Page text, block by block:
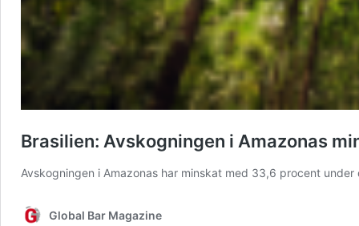
Brasilien: Avskogningen i Amazonas
Avskogningen i Amazonas har minskat med 33,6 procent
Global Bar Magazine